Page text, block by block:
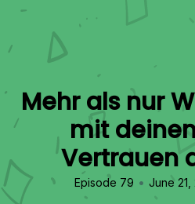
Mehr als nur
mit
Vertrauen
Episode 79 • June 21,